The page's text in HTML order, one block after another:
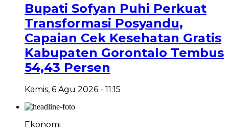
Bupati Sofyan Puhi Perkuat
Transformasi Posyandu,
Capaian Cek Kesehatan Gratis
Kabupaten Gorontalo Tembus
54,43 Persen
Kamis, 6 Agu 2026 - 11:15
Ekonomi